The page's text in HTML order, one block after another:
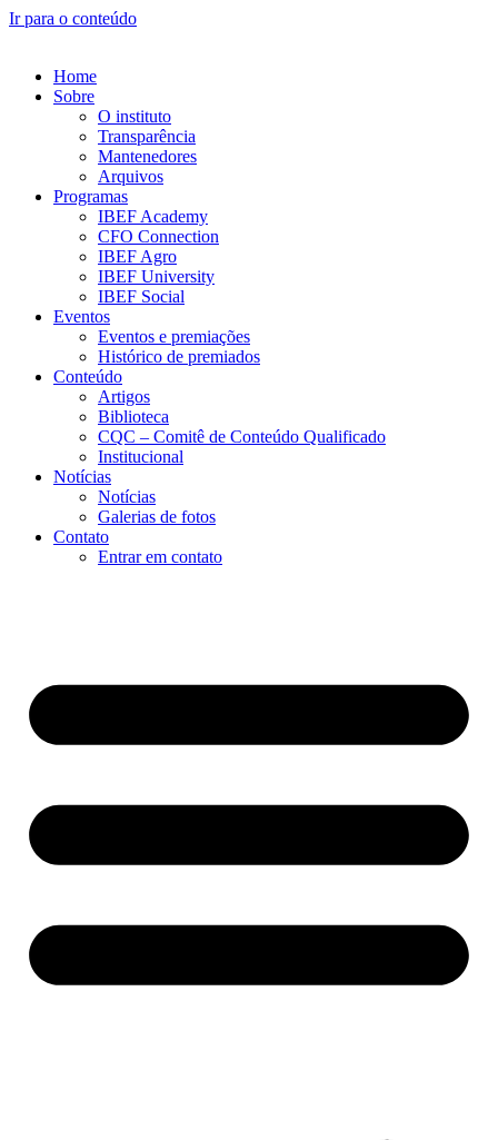
Ir para o conteúdo
Home
Sobre
O instituto
Transparência
Mantenedores
Arquivos
Programas
IBEF Academy
CFO Connection
IBEF Agro
IBEF University
IBEF Social
Eventos
Eventos e premiações
Histórico de premiados
Conteúdo
Artigos
Biblioteca
CQC – Comitê de Conteúdo Qualificado
Institucional
Notícias
Notícias
Galerias de fotos
Contato
Entrar em contato